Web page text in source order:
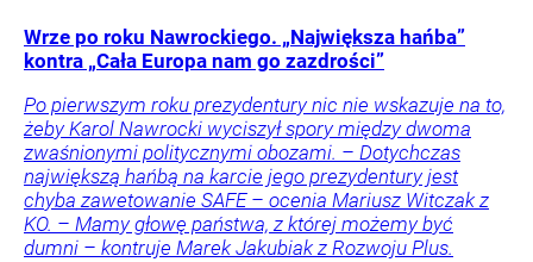
Wrze po roku Nawrockiego. „Największa hańba”
kontra „Cała Europa nam go zazdrości”
Po pierwszym roku prezydentury nic nie wskazuje na to,
żeby Karol Nawrocki wyciszył spory między dwoma
zwaśnionymi politycznymi obozami. – Dotychczas
największą hańbą na karcie jego prezydentury jest
chyba zawetowanie SAFE – ocenia Mariusz Witczak z
KO. – Mamy głowę państwa, z której możemy być
dumni – kontruje Marek Jakubiak z Rozwoju Plus.